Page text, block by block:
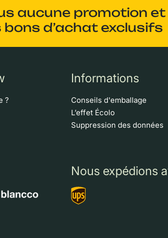
aucune promotion et
bons d’achat exclusifs
?
Informations
Conseils d'emballage
L’effet Écolo
Suppression des données
Nous expédions